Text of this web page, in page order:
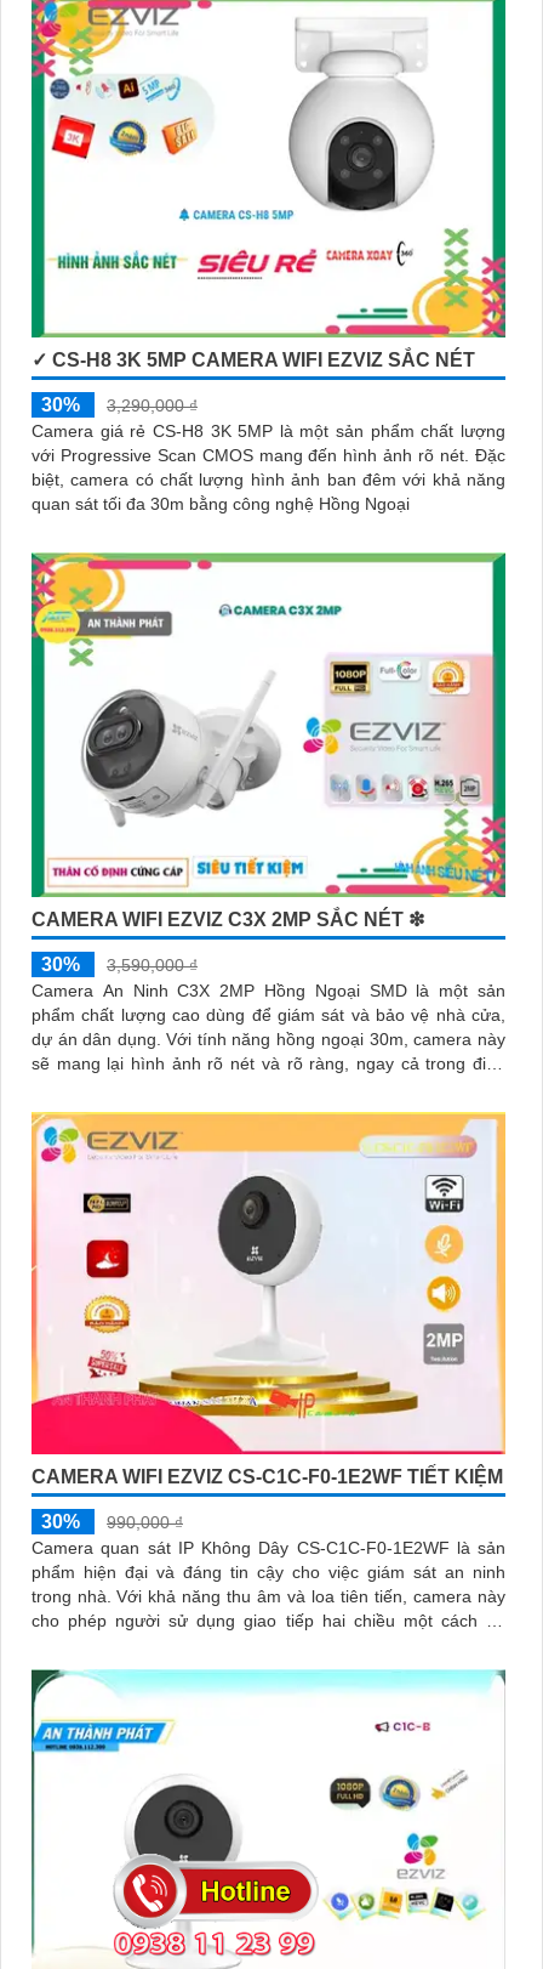
✓ CS-H8 3K 5MP CAMERA WIFI EZVIZ SẮC NÉT
30%
3,290,000 ₫
Camera giá rẻ CS-H8 3K 5MP là một sản phẩm chất lượng
với Progressive Scan CMOS mang đến hình ảnh rõ nét. Đặc
biệt, camera có chất lượng hình ảnh ban đêm với khả năng
quan sát tối đa 30m bằng công nghệ Hồng Ngoại
CAMERA WIFI EZVIZ C3X 2MP SẮC NÉT ❇
30%
3,590,000 ₫
Camera An Ninh C3X 2MP Hồng Ngoại SMD là một sản
phẩm chất lượng cao dùng để giám sát và bảo vệ nhà cửa,
dự án dân dụng. Với tính năng hồng ngoại 30m, camera này
sẽ mang lại hình ảnh rõ nét và rõ ràng, ngay cả trong điều
CAMERA WIFI EZVIZ CS-C1C-F0-1E2WF TIẾT KIỆM
30%
990,000 ₫
Camera quan sát IP Không Dây CS-C1C-F0-1E2WF là sản
phẩm hiện đại và đáng tin cậy cho việc giám sát an ninh
trong nhà. Với khả năng thu âm và loa tiên tiến, camera này
cho phép người sử dụng giao tiếp hai chiều một cách dễ